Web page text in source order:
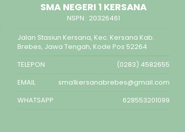
SMA NEGERI 1 KERSANA
NSPN : 20326461
Jalan Stasiun Kersana, Kec. Kersana Kab.
Brebes, Jawa Tengah, Kode Pos 52264
TELEPON
(0283) 4582655
EMAIL
sma1kersanabrebes@gmail.com
WHATSAPP
628553201099